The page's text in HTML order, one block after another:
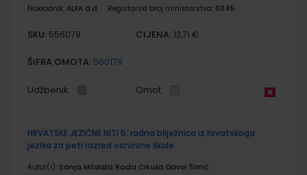
Nakladnik: ALFA d.d. Registarski broj ministarstva: 6045
SKU: 556079 CIJENA: 13,71 €
ŠIFRA OMOTA: 500179
Udžbenik Omot
HRVATSKE JEZIČNE NITI 5; radna bilježnica iz hrvatskoga
jezika za peti razred osnovne škole
Autor(i): Sanja Miloloža Rada Cikuša Davor Šimić